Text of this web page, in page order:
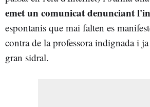
emet un comunicat denunciant
espontanis que mai falten es
contra de la professora indignada i
gran sidral.